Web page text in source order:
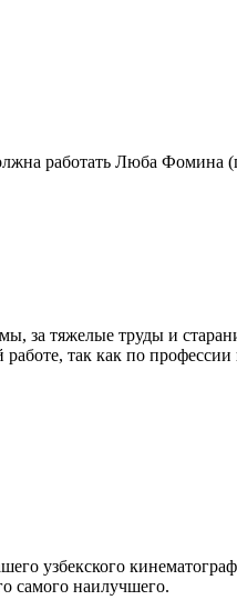
работать Люба Фомина
за тяжелые труды и
так как по
узбекского
самого наилучшего.